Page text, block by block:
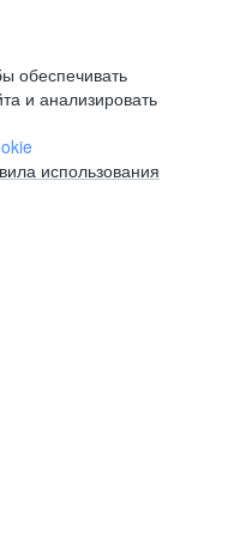
обеспечивать
и анализировать
использования